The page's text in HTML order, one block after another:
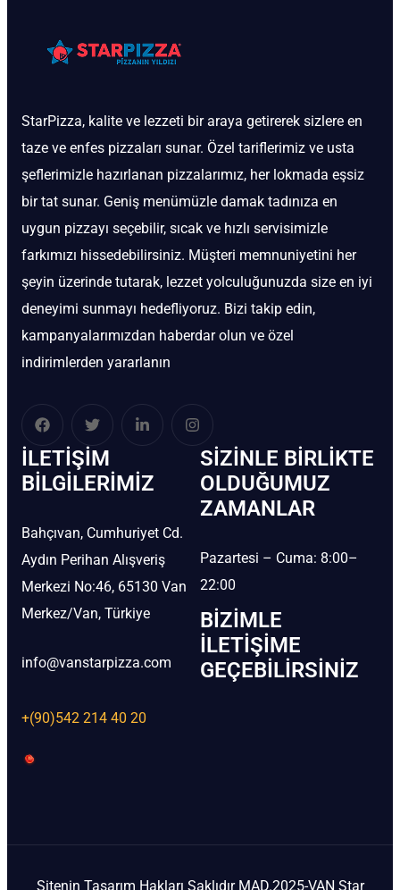
StarPizza, kalite ve lezzeti bir araya getirerek sizlere en
taze ve enfes pizzaları sunar. Özel tariflerimiz ve usta
şeflerimizle hazırlanan pizzalarımız, her lokmada eşsiz
bir tat sunar. Geniş menümüzle damak tadınıza en
uygun pizzayı seçebilir, sıcak ve hızlı servisimizle
farkımızı hissedebilirsiniz. Müşteri memnuniyetini her
şeyin üzerinde tutarak, lezzet yolculuğunuzda size en iyi
deneyimi sunmayı hedefliyoruz. Bizi takip edin,
kampanyalarımızdan haberdar olun ve özel
indirimlerden yararlanın
İLETIŞIM
BİLGILERIMIZ
Bahçıvan, Cumhuriyet Cd.
Aydın Perihan Alışveriş
Merkezi No:46, 65130 Van
Merkez/Van, Türkiye
info@vanstarpizza.com
+(90)542 214 40 20
SIZINLE BIRLIKTE
OLDUĞUMUZ
ZAMANLAR
Pazartesi – Cuma: 8:00–
22:00
BIZIMLE
İLETIŞIME
GEÇEBILIRSINIZ
Sitenin Tasarım Hakları Saklıdır MAD.2025-VAN Star